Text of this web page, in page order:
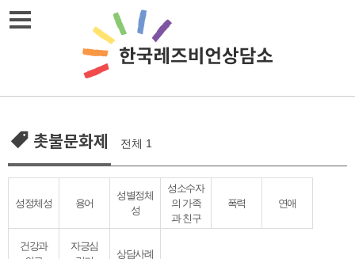
Skip
촛불문화제 전체 1
성정체성 용어
성별정체
성
성소수자
의 가족
과 친구
폭력 연애
건강과
자긍심
상담사례